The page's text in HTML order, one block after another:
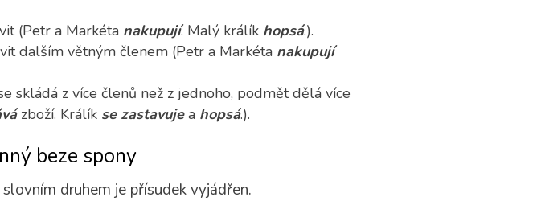
(Petr a Markéta nakupují. Malý králík hopsá.).
dalším větným členem (Petr a Markétanakupují
skládá z více členů než z jednoho, podmět dělá více
zboží. Králíkse zastavujeahopsá.).
beze spony
druhem je přísudek vyjádřen.